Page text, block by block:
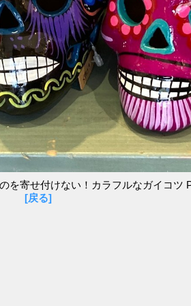
を寄せ付けない！カラフルなガイコツ
[戻る]